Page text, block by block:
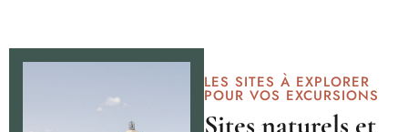
LES SITES À EXPLORER
POUR VOS EXCURSIONS